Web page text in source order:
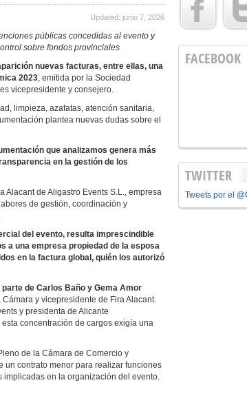
Updated: junio 7, 2026
públicas concedidas al evento y
sobre fondos provinciales
nuevas facturas, entre ellas, una
2023, emitida por la Sociedad
vicepresidente y consejero.
limpieza, azafatas, atención sanitaria,
plantea nuevas dudas sobre el
que analizamos genera más
en la gestión de los
Alacant de Aligastro Events S.L., empresa
de gestión, coordinación y
del evento, resulta imprescindible
a una empresa propiedad de la esposa
en la factura global, quién los autorizó
de Carlos Baño y Gema Amor
y vicepresidente de Fira Alacant.
y presidenta de Alicante
concentración de cargos exigía una
de la Cámara de Comercio y
un contrato menor para realizar funciones
en la organización del evento.
FACEBOOK
TWITTER
Tweets por el